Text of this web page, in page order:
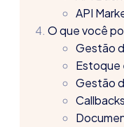
API
O que você
Gestão
Estoque
Gestão